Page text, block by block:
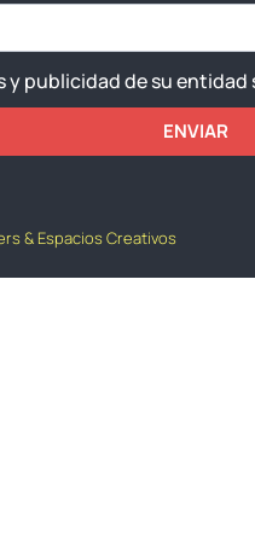
publicidad de su entidad
ENVIAR
& Espacios Creativos